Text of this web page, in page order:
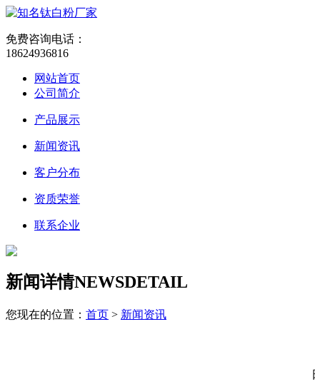
免费咨询电话：
18624936816
网站首页
公司简介
产品展示
新闻资讯
客户分布
资质荣誉
联系企业
新闻详情NEWSDETAIL
您现在的位置： 首页 > 新闻资讯